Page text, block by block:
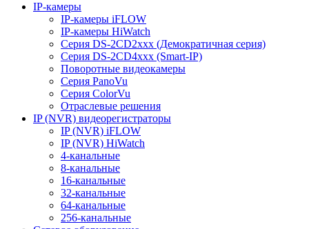
IP-камеры
IP-камеры iFLOW
IP-камеры HiWatch
Серия DS-2CD2xxx (Демократичная серия)
Серия DS-2CD4xxx (Smart-IP)
Поворотные видеокамеры
Серия PanoVu
Серия ColorVu
Отраслевые решения
IP (NVR) видеорегистраторы
IP (NVR) iFLOW
IP (NVR) HiWatch
4-канальные
8-канальные
16-канальные
32-канальные
64-канальные
256-канальные